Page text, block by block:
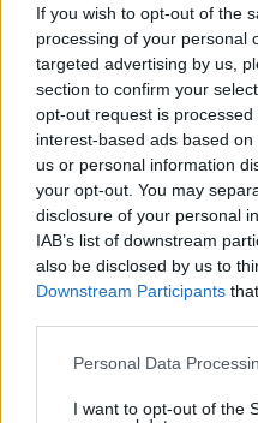
If you wish to opt-out of the
processing of your personal
targeted advertising by us,
section to confirm your
opt-out request is
interest-based ads based
us or personal information
your opt-out. You may
disclosure of your personal
IAB’s list of downstream
also be disclosed by us to
Downstream Participants
Please note that this
not limited to your visit or
Personal Data
I want to opt-out of the
Πώς έγινε η τραγωδία με
Βούτηξε για να βοηθήσει
παιδιά φώναζαν για
πριν 22 λεπτά
5 συναρπαστικά
πριν 25 λεπτά
Ο αδερφός της Αντζελίνα
γκέι: Κουράστηκα να
πριν 25 λεπτά